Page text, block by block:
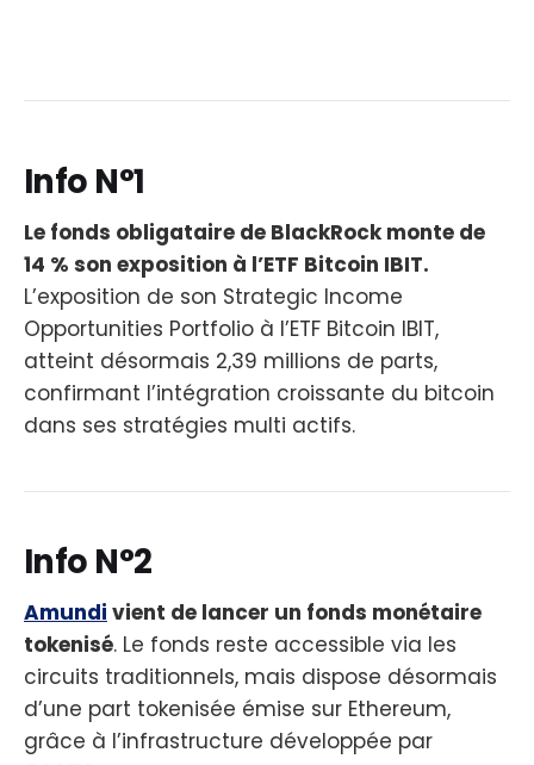
Info N°1
Le fonds obligataire de BlackRock monte de
14 % son exposition à l’ETF Bitcoin IBIT.
L’exposition de son Strategic Income
Opportunities Portfolio à l’ETF Bitcoin IBIT,
atteint désormais 2,39 millions de parts,
confirmant l’intégration croissante du bitcoin
dans ses stratégies multi actifs.
Info N°2
Amundi vient de lancer un fonds monétaire
tokenisé. Le fonds reste accessible via les
circuits traditionnels, mais dispose désormais
d’une part tokenisée émise sur Ethereum,
grâce à l’infrastructure développée par